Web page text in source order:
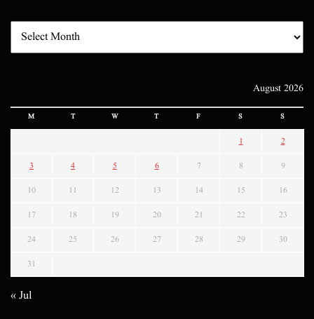
August 2026
M T W T F S S
1 2
3 4 5 6 7 8 9
10 11 12 13 14 15 16
17 18 19 20 21 22 23
24 25 26 27 28 29 30
31
« Jul